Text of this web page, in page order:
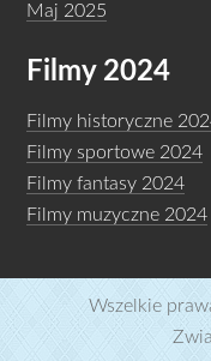
Maj 2025
Filmy 2024
Filmy historyczne
Filmy sportowe 2024
Filmy fantasy 2024
Filmy muzyczne 2024
Wszelkie